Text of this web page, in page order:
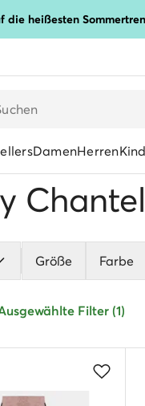
die heißesten
DamenHerren
Größe Farbe
Filter (1)